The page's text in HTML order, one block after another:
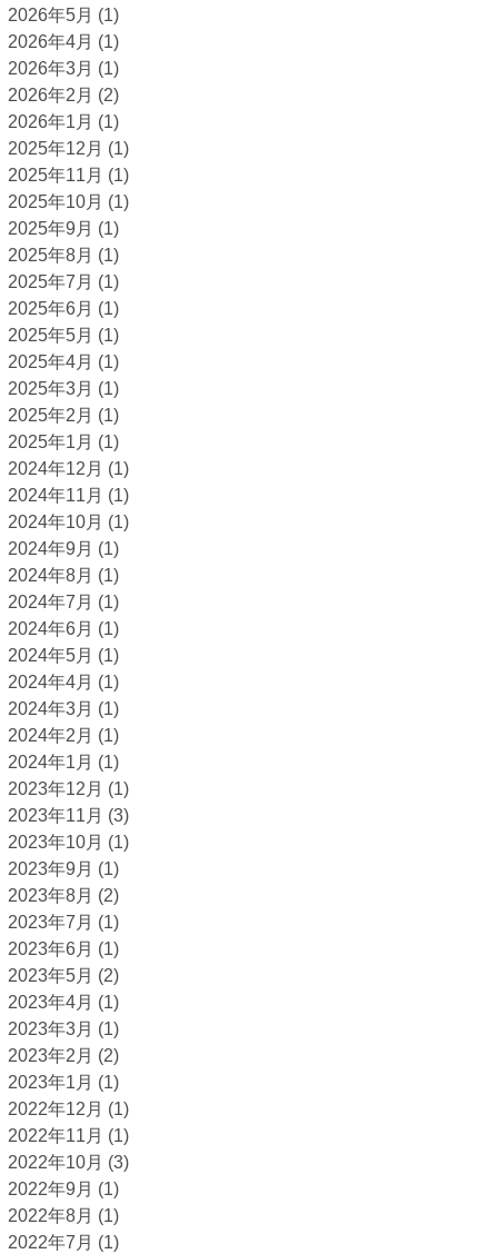
2026年5月 (1)
2026年4月 (1)
2026年3月 (1)
2026年2月 (2)
2026年1月 (1)
2025年12月 (1)
2025年11月 (1)
2025年10月 (1)
2025年9月 (1)
2025年8月 (1)
2025年7月 (1)
2025年6月 (1)
2025年5月 (1)
2025年4月 (1)
2025年3月 (1)
2025年2月 (1)
2025年1月 (1)
2024年12月 (1)
2024年11月 (1)
2024年10月 (1)
2024年9月 (1)
2024年8月 (1)
2024年7月 (1)
2024年6月 (1)
2024年5月 (1)
2024年4月 (1)
2024年3月 (1)
2024年2月 (1)
2024年1月 (1)
2023年12月 (1)
2023年11月 (3)
2023年10月 (1)
2023年9月 (1)
2023年8月 (2)
2023年7月 (1)
2023年6月 (1)
2023年5月 (2)
2023年4月 (1)
2023年3月 (1)
2023年2月 (2)
2023年1月 (1)
2022年12月 (1)
2022年11月 (1)
2022年10月 (3)
2022年9月 (1)
2022年8月 (1)
2022年7月 (1)